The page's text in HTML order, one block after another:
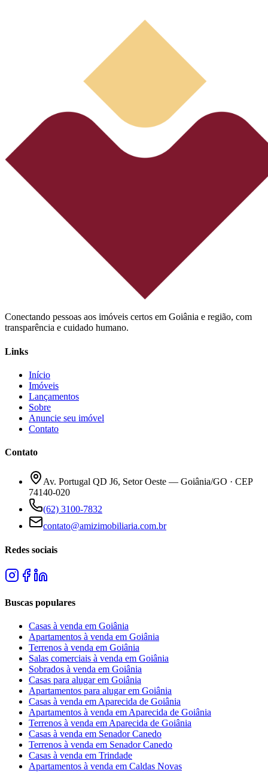
Conectando pessoas aos imóveis certos em Goiânia e região, com
transparência e cuidado humano.
Links
Início
Imóveis
Lançamentos
Sobre
Anuncie seu imóvel
Contato
Contato
Av. Portugal QD J6, Setor Oeste — Goiânia/GO · CEP
74140-020
(62) 3100-7832
contato@amizimobiliaria.com.br
Redes sociais
Buscas populares
Casas à venda em Goiânia
Apartamentos à venda em Goiânia
Terrenos à venda em Goiânia
Salas comerciais à venda em Goiânia
Sobrados à venda em Goiânia
Casas para alugar em Goiânia
Apartamentos para alugar em Goiânia
Casas à venda em Aparecida de Goiânia
Apartamentos à venda em Aparecida de Goiânia
Terrenos à venda em Aparecida de Goiânia
Casas à venda em Senador Canedo
Terrenos à venda em Senador Canedo
Casas à venda em Trindade
Apartamentos à venda em Caldas Novas